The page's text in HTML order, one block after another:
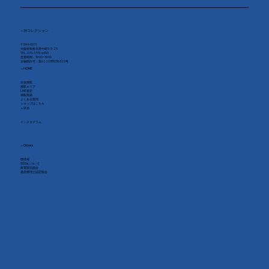
▼ 39コレクション
〒594-0071
大阪府和泉市府中町5-9-25
TEL. 070-1795-6450
​営業時間：10:00~19:00
古物商許可：第62208R036320号
▼ HOME
出張買取
買取エリア
LINE査定
買取実績
よくある質問
​ショップはこちら
▼ SNS
インスタグラム
​▼ Others
環境省
SDGsについて
家電製品協会
​遺品整理士認定協会